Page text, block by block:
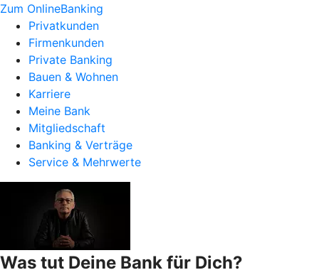
Zum OnlineBanking
Privatkunden
Firmenkunden
Private Banking
Bauen & Wohnen
Karriere
Meine Bank
Mitgliedschaft
Banking & Verträge
Service & Mehrwerte
Was tut Deine Bank für Dich?